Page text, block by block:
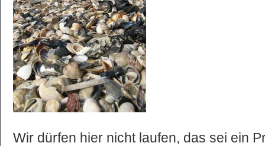
Wir dürfen hier nicht laufen, das sei ein